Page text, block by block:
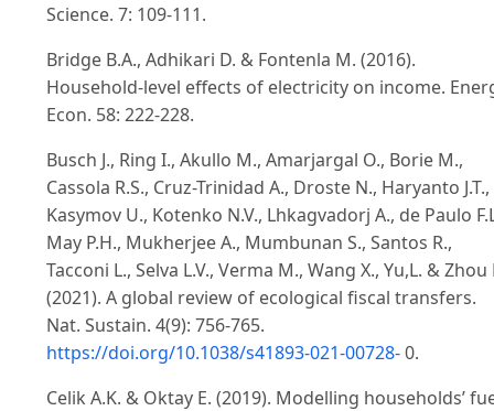
Science. 7: 109-111.
Bridge B.A., Adhikari D. & Fontenla M. (2016).
Household-level effects of electricity on income.
Econ. 58: 222-228.
Busch J., Ring I., Akullo M., Amarjargal O., Borie M.,
Cassola R.S., Cruz-Trinidad A., Droste N., Haryanto J.T.,
Kasymov U., Kotenko N.V., Lhkagvadorj A., de Paulo
May P.H., Mukherjee A., Mumbunan S., Santos R.,
Tacconi L., Selva L.V., Verma M., Wang X., Yu,L. & Zhou
(2021). A global review of ecological fiscal transfers.
Nat. Sustain. 4(9): 756-765.
https://doi.org/10.1038/s41893-021-00728-0.
Celik A.K. & Oktay E. (2019). Modelling households’